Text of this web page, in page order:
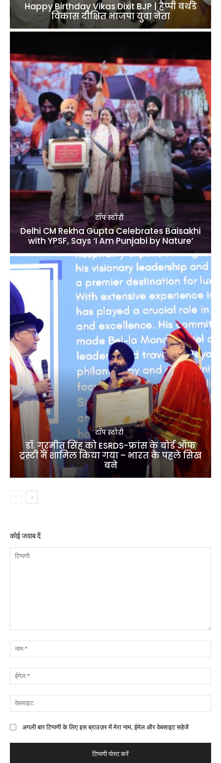
Happy Birthday Vikas Dixit BJP | हैप्पी बर्थडे
विकास दीक्षित भाजपा युवा नेता
टॉप स्टोरी
Delhi CM Rekha Gupta Celebrates Baisakhi
with YPSF, Says ‘I Am Punjabi by Nature’
टॉप स्टोरी
डॉ. गुरमीत सिंह को ESRDS-फ्रांस के बोर्ड ऑफ
ट्रस्टी में शामिल किया गया – भारत के पहले सिख
बने
कोई जवाब दें
अगली बार टिप्पणी के लिए इस ब्राउज़र में मेरा नाम, ईमेल और वेबसाइट सहेजें